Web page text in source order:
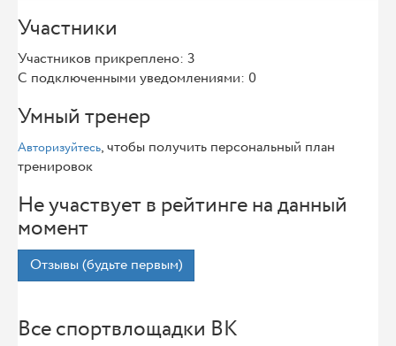
Участники
Участников прикреплено: 3
С подключенными уведомлениями: 0
Умный тренер
Авторизуйтесь, чтобы получить персональный план
тренировок
Не участвует в рейтинге на данный
момент
Отзывы (будьте первым)
Все спортвлощадки ВК